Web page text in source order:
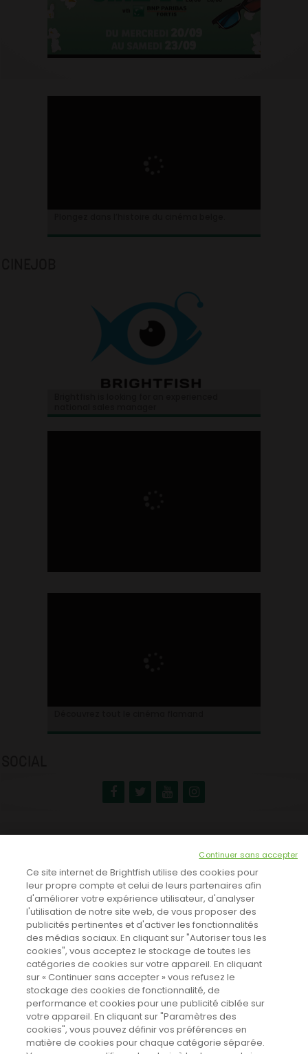
TOUTES LES NEWS
CINEVOX SUR FACEBOOK
Ce site internet de Brightfish utilise des cookies pour
leur propre compte et celui de leurs partenaires afin
d'améliorer votre expérience utilisateur, d'analyser
l'utilisation de notre site web, de vous proposer des
publicités pertinentes et d'activer les fonctionnalités
des médias sociaux. En cliquant sur "Autoriser tous les
cookies", vous acceptez le stockage de toutes les
catégories de cookies sur votre appareil. En cliquant
sur « Continuer sans accepter » vous refusez le
stockage des cookies de fonctionnalité, de
performance et cookies pour une publicité ciblée sur
votre appareil. En cliquant sur "Paramètres des
cookies", vous pouvez définir vos préférences en
matière de cookies pour chaque catégorie séparée.
Continuer sans accepter